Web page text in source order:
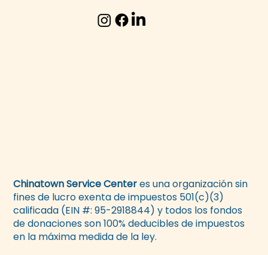
Chinatown Service Centeres una organización sin
fines de lucro exenta de impuestos 501(c)(3)
calificada (EIN #: 95-2918844) y todos los fondos
de donaciones son 100% deducibles de impuestos
en la máxima medida de la ley.